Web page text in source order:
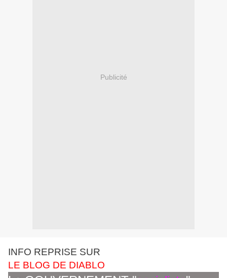
Publicité
INFO REPRISE SUR
LE BLOG DE DIABLO